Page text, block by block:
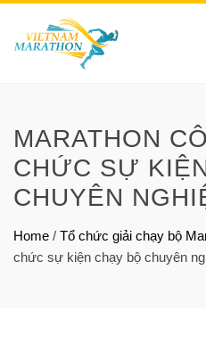
MARATHON
CHỨC SỰ
CHUYÊN
Home / Tổ chức giải chạy bộ
chức sự kiện chạy bộ chuyên